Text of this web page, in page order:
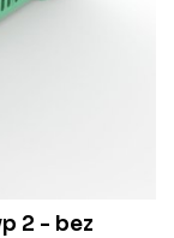
2 - bez